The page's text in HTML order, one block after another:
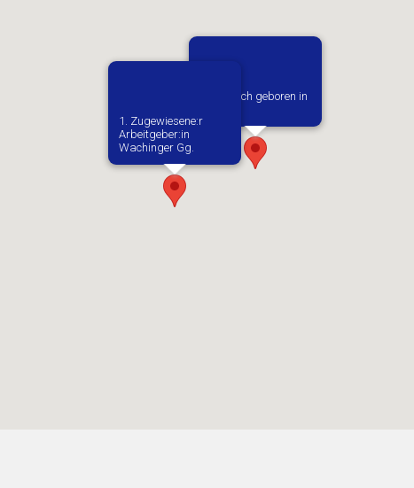
Vermutlich geboren in
1. Zugewiesene:r
Arbeitgeber:in​
Wachinger Gg.